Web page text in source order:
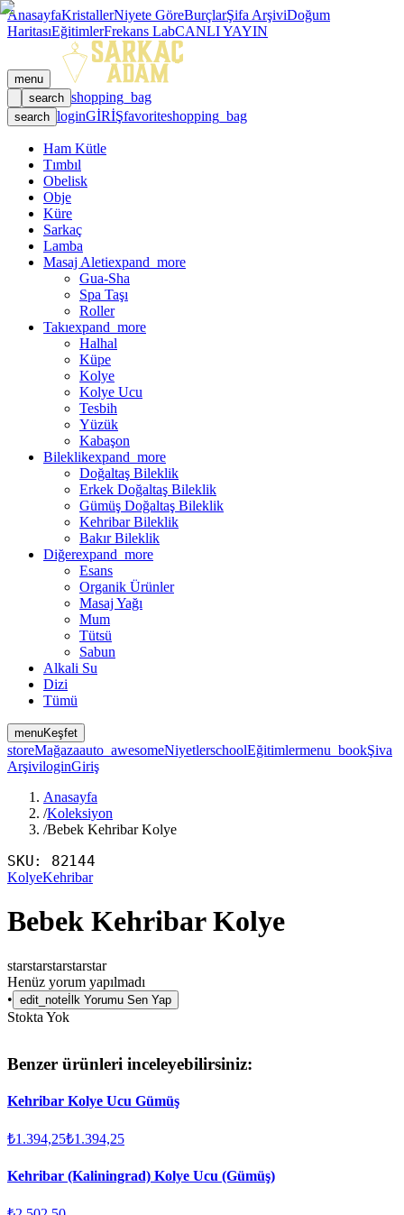
AnasayfaKristallerNiyete GöreBurçlarŞifa ArşiviDoğum
HaritasıEğitimlerFrekans LabCANLI YAYIN
menu
search shopping_bag
search loginGİRİŞfavoriteshopping_bag
Ham Kütle
Tımbıl
Obelisk
Obje
Küre
Sarkaç
Lamba
Masaj Aletiexpand_more
Gua-Sha
Spa Taşı
Roller
Takıexpand_more
Halhal
Küpe
Kolye
Kolye Ucu
Tesbih
Yüzük
Kabaşon
Bileklikexpand_more
Doğaltaş Bileklik
Erkek Doğaltaş Bileklik
Gümüş Doğaltaş Bileklik
Kehribar Bileklik
Bakır Bileklik
Diğerexpand_more
Esans
Organik Ürünler
Masaj Yağı
Mum
Tütsü
Sabun
Alkali Su
Dizi
Tümü
menuKeşfet
storeMağazaauto_awesomeNiyetlerschoolEğitimlermenu_bookŞiva
ArşiviloginGiriş
Anasayfa
/Koleksiyon
/Bebek Kehribar Kolye
SKU: 82144
KolyeKehribar
Bebek Kehribar Kolye
starstarstarstarstar
Henüz yorum yapılmadı
• edit_note İlk Yorumu Sen Yap
Stokta Yok
Benzer ürünleri inceleyebilirsiniz:
Kehribar Kolye Ucu Gümüş
₺1.394,25₺1.394,25
Kehribar (Kaliningrad) Kolye Ucu (Gümüş)